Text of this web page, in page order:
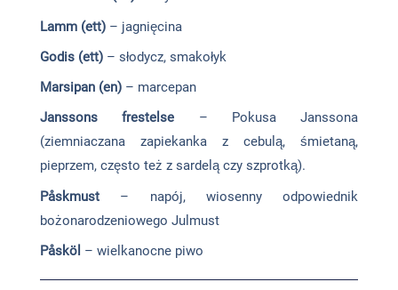
Lamm (ett)– jagnięcina
Godis (ett)– słodycz, smakołyk
Marsipan (en)– marcepan
Janssons frestelse – Pokusa Janssona
(ziemniaczana zapiekanka z cebulą, śmietaną,
pieprzem, często też z sardelą czy szprotką).
Påskmust– napój, wiosenny odpowiednik
bożonarodzeniowego Julmust
Påsköl – wielkanocne piwo